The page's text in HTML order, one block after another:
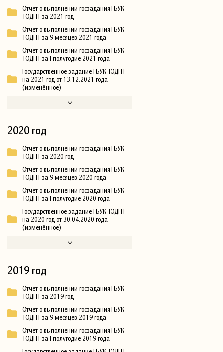
Отчет о выполнении госзадания ГБУК
ТОДНТ за 2021 год
Отчет о выполнении госзадания ГБУК
ТОДНТ за 9 месяцев 2021 года
Отчет о выполнении госзадания ГБУК
ТОДНТ за I полугодие 2021 года
Государственное задание ГБУК ТОДНТ
на 2021 год от 13.12.2021 года
(изменённое)
2020 год
Отчет о выполнении госзадания ГБУК
ТОДНТ за 2020 год
Отчет о выполнении госзадания ГБУК
ТОДНТ за 9 месяцев 2020 года
Отчет о выполнении госзадания ГБУК
ТОДНТ за I полугодие 2020 года
Государственное задание ГБУК ТОДНТ
на 2020 год от 30.04.2020 года
(изменённое)
2019 год
Отчет о выполнении госзадания ГБУК
ТОДНТ за 2019 год
Отчет о выполнении госзадания ГБУК
ТОДНТ за 9 месяцев 2019 года
Отчет о выполнении госзадания ГБУК
ТОДНТ за I полугодие 2019 года